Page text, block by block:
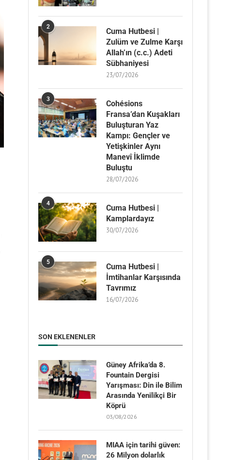
2
Cuma Hutbesi |
Zulüm ve Zulme Karşı
Allah’ın (c.c.) Adeti
Sübhaniyesi
23/07/2026
3
Cohésions
Fransa’dan Kuşakları
Buluşturan Yaz
Kampı: Gençler ve
Yetişkinler Aynı
Manevî İklimde
Buluştu
28/07/2026
4
Cuma Hutbesi |
Kamplardayız
30/07/2026
5
Cuma Hutbesi |
İmtihanlar Karşısında
Tavrımız
16/07/2026
SON EKLENENLER
Güney Afrika’da 8.
Fountain Dergisi
Yarışması: Din ile Bilim
Arasında Yenilikçi Bir
Köprü
03/08/2026
MIAA için tarihi güven:
26 Milyon dolarlık